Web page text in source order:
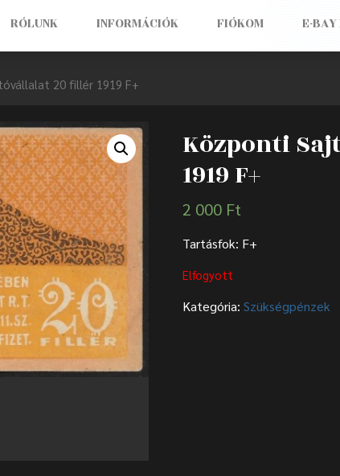
RÓLUNK INFORMÁCIÓK FIÓKOM E-
20 fillér 1919 F+
Központi
1919 F+
2 000 Ft
Tartásfok: F+
Elfogyott
Kategória:Szükségpénzek